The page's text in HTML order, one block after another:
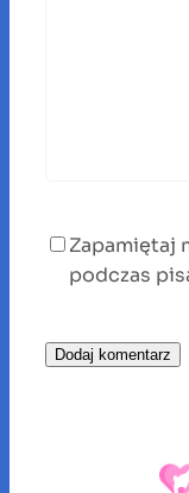
Zapamiętaj
podczas